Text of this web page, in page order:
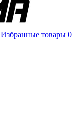
Избранные товары 0